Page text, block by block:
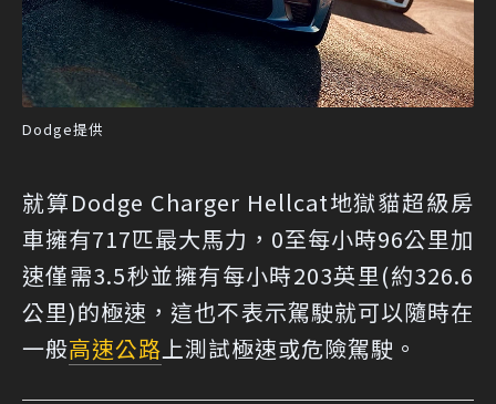
Dodge提供
就算Dodge Charger Hellcat地獄貓超級房
車擁有717匹最大馬力，0至每小時96公里加
速僅需3.5秒並擁有每小時203英里(約326.6
公里)的極速，這也不表示駕駛就可以隨時在
一般高速公路 上測試極速或危險駕駛。